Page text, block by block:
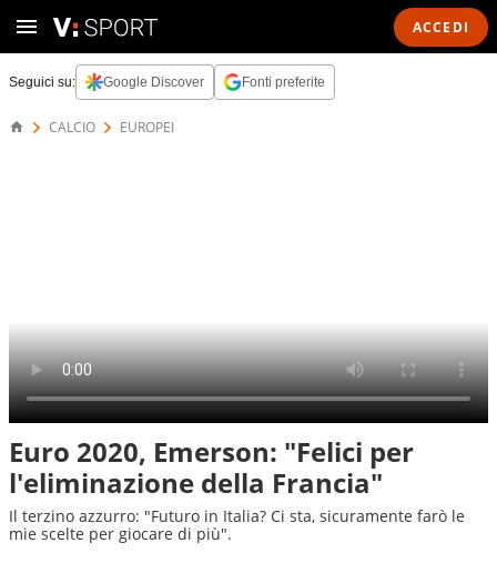
ACCEDI
Seguici su: Google Discover Fonti preferite
CALCIO EUROPEI
Euro 2020, Emerson: "Felici per
l'eliminazione della Francia"
Il terzino azzurro: "Futuro in Italia? Ci sta, sicuramente farò le
mie scelte per giocare di più".